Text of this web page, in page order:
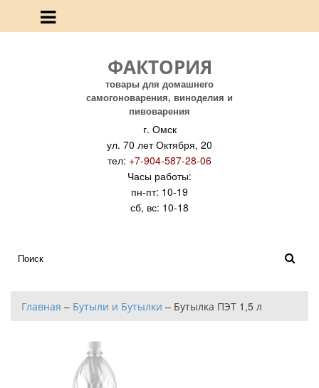
ФАКТОРИЯ
товары для домашнего
самогоноварения, виноделия и
пивоварения
г. Омск
ул. 70 лет Октября, 20
тел: +7-904-587-28-06
Часы работы:
пн-пт: 10-19
сб, вс: 10-18
Главная – Бутыли и Бутылки – Бутылка ПЭТ 1,5 л